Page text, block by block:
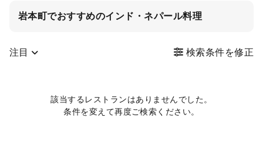
岩本町でおすすめのインド・ネパール料理
注目 検索条件を修正
該当するレストランはありませんでした。
条件を変えて再度ご検索ください。